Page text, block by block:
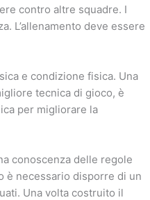
contro altre squadre. I
L’allenamento deve essere
e condizione fisica. Una
tecnica di gioco, è
per migliorare la
conoscenza delle regole
è necessario disporre di un
Una volta costruito il